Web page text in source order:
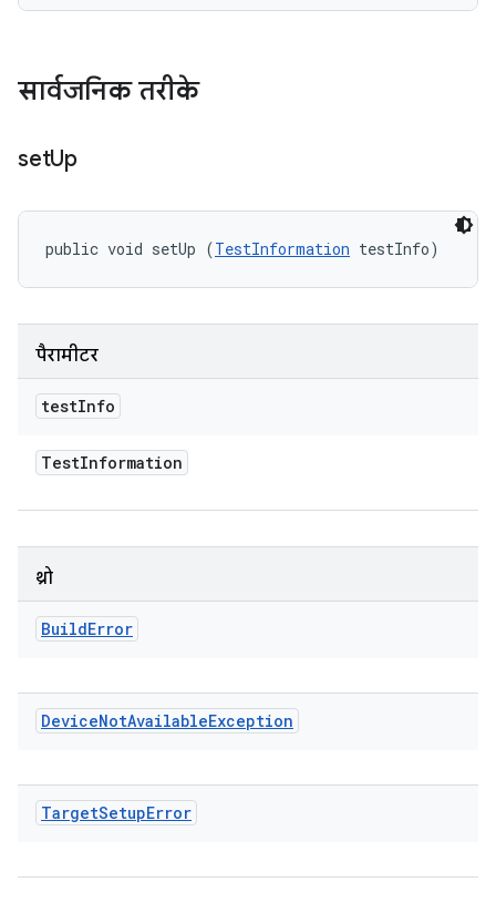
सार्वजनिक तरीके
setUp
public void setUp (TestInformation testInfo)
पैरामीटर
testInfo
TestInformation
थ्रो
BuildError
DeviceNotAvailableException
TargetSetupError